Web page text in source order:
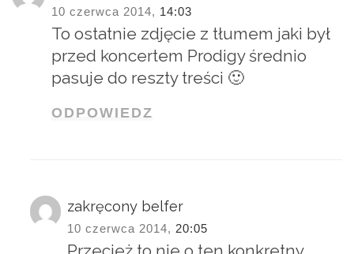
10 czerwca 2014, 14:03
To ostatnie zdjęcie z tłumem jaki był
przed koncertem Prodigy średnio
pasuje do reszty treści 🙂
ODPOWIEDZ
zakręcony belfer
10 czerwca 2014, 20:05